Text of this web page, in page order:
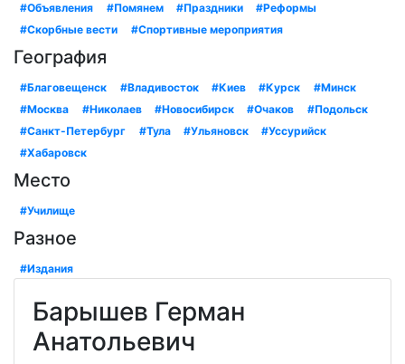
#Объявления
#Помянем #Праздники
#Реформы
#Скорбные вести
#Спортивные мероприятия
География
#Благовещенск #Владивосток #Киев #Курск
#Минск
#Москва
#Николаев #Новосибирск #Очаков
#Подольск
#Санкт-Петербург
#Тула #Ульяновск
#Уссурийск
#Хабаровск
Место
#Училище
Разное
#Издания
Барышев Герман
Анатольевич